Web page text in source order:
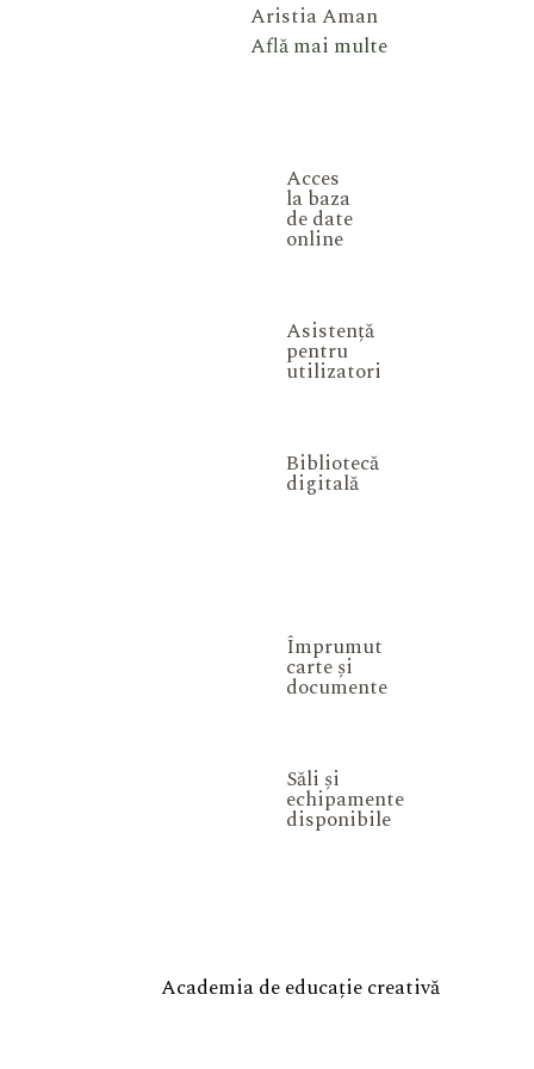
Aristia Aman
Află mai multe
Acces
la baza
de date
online
Asistență
pentru
utilizatori
Bibliotecă
digitală
Împrumut
carte și
documente
Săli și
echipamente
disponibile
Academia de educație creativă